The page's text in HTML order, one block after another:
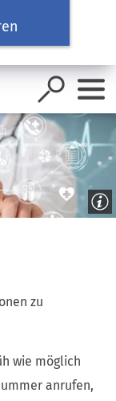
zu
wie möglich
anrufen,